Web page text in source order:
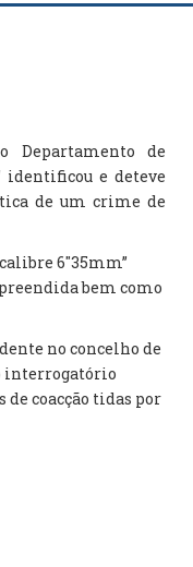
Departamento de
identificou e deteve
de um crime de
6″35mm”
bem como
no concelho de
interrogatório
coacção tidas por